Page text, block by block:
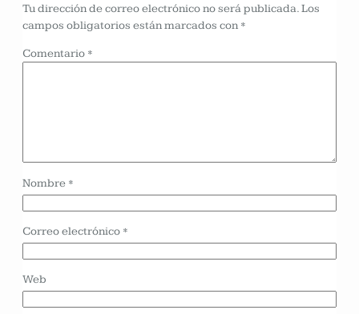
Tu dirección de correo electrónico no será publicada.Los
campos obligatorios están marcados con *
Comentario *
Nombre *
Correo electrónico *
Web